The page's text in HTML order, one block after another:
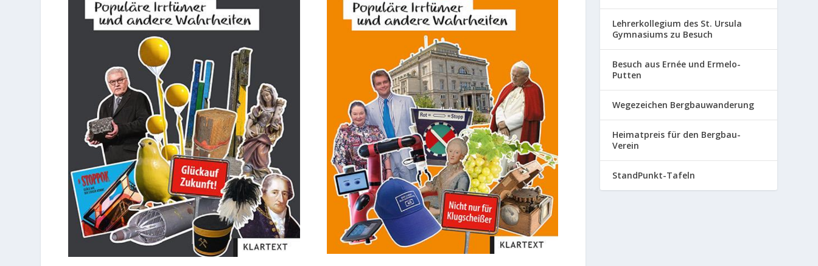
Lehrerkollegium des St. Ursula
Gymnasiums zu Besuch
Besuch aus Ernée und Ermelo-
Putten
Wegezeichen Bergbauwanderung
Heimatpreis für den Bergbau-
Verein
StandPunkt-Tafeln